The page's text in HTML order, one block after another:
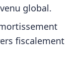
global.
fiscalement